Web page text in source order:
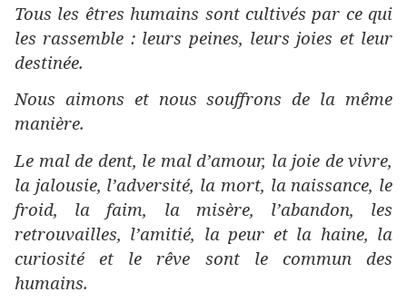
Tous les êtres humains sont cultivés par ce qui
les rassemble : leurs peines, leurs joies et leur
destinée.
Nous aimons et nous souffrons de la même
manière.
Le mal de dent, le mal d’amour, la joie de vivre,
la jalousie, l’adversité, la mort, la naissance, le
froid, la faim, la misère, l’abandon, les
retrouvailles, l’amitié, la peur et la haine, la
curiosité et le rêve sont le commun des
humains.